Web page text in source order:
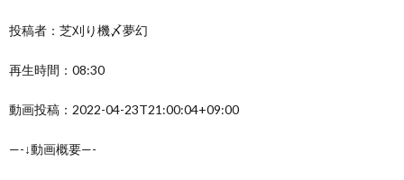
投稿者：芝刈り機〆夢幻
再生時間：08:30
動画投稿：2022-04-23T21:00:04+09:00
—-↓動画概要—-